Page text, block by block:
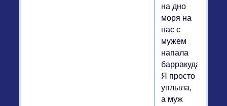
на дно
моря на
нас с
мужем
напала
барракуда.
Я просто
уплыла,
а муж